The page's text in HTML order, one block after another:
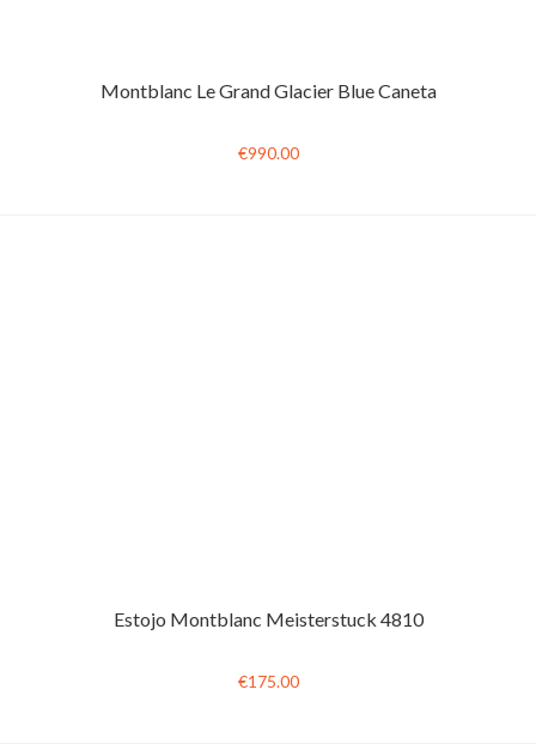
Montblanc Le Grand Glacier Blue Caneta
€990.00
Estojo Montblanc Meisterstuck 4810
€175.00